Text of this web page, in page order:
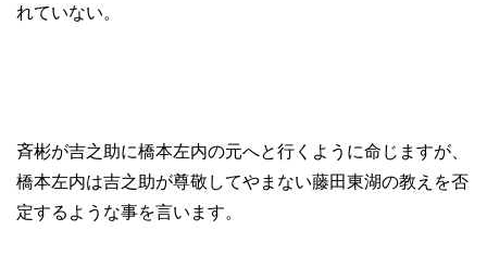
れていない。
斉彬が吉之助に橋本左内の元へと行くように命じますが、
橋本左内は吉之助が尊敬してやまない藤田東湖の教えを否
定するような事を言います。